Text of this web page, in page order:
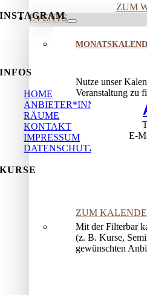
ZUM
EVENTS
Nutze unser
Veranstaltung zu
ZUM
Mit der Filterbar
(z. B. Kurse,
gewünschten
E-
INSTAGRAM
INFOS
HOME
ANBIETER*INNEN
RÄUME
KONTAKT
IMPRESSUM
DATENSCHUTZ
KURSE